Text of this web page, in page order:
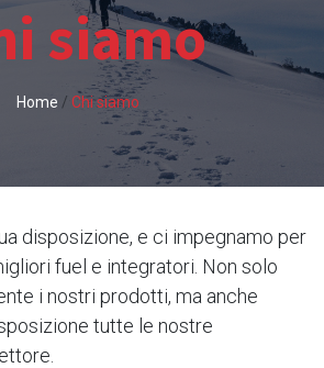
siamo
Home / Chi siamo
disposizione, e ci impegnamo per
fuel e integratori. Non solo
i nostri prodotti, ma anche
tutte le nostre